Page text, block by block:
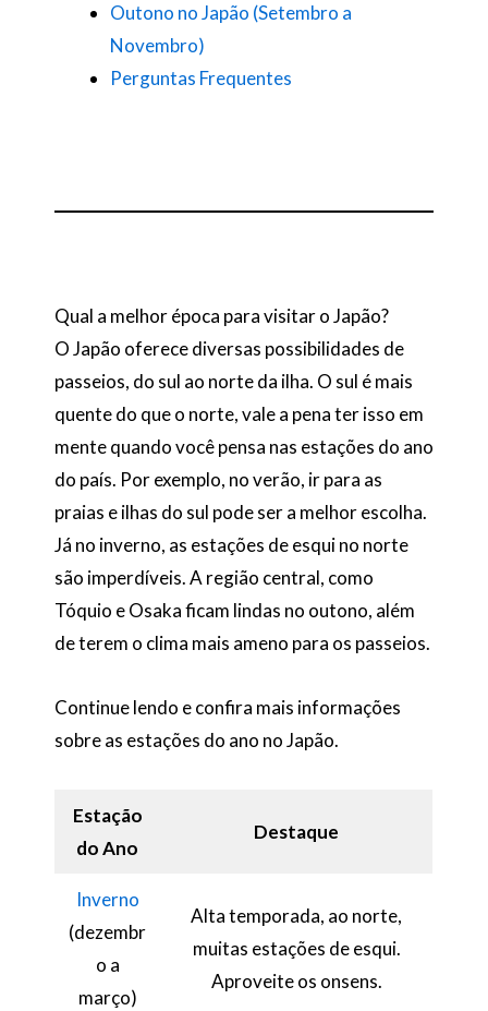
Outono no Japão (Setembro a
Novembro)
Perguntas Frequentes
Qual a melhor época para visitar o Japão?
O Japão oferece diversas possibilidades de
passeios, do sul ao norte da ilha. O sul é mais
quente do que o norte, vale a pena ter isso em
mente quando você pensa nas estações do ano
do país. Por exemplo, no verão, ir para as
praias e ilhas do sul pode ser a melhor escolha.
Já no inverno, as estações de esqui no norte
são imperdíveis. A região central, como
Tóquio e Osaka ficam lindas no outono, além
de terem o clima mais ameno para os passeios.
Continue lendo e confira mais informações
sobre as estações do ano no Japão.
Estação
do Ano
Destaque
Inverno
(dezembr
o a
março)
Alta temporada, ao norte,
muitas estações de esqui.
Aproveite os onsens.